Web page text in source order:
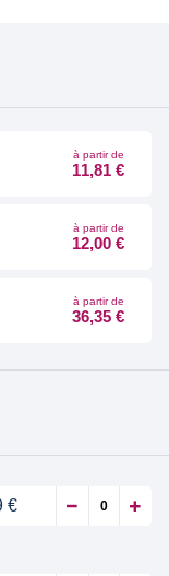
à partir de
11,81 €
à partir de
12,00 €
à partir de
36,35 €
€